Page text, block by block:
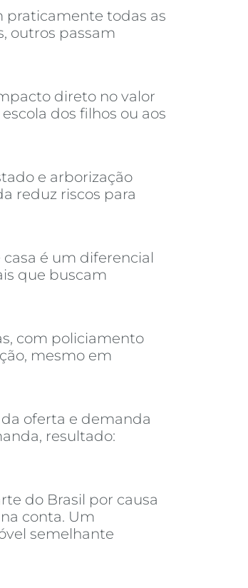
praticamente todas as
outros passam
direto no valor
dos filhos ou aos
e arborização
reduz riscos para
é um diferencial
que buscam
com policiamento
mesmo em
oferta e demanda
resultado:
do Brasil por causa
conta. Um
semelhante